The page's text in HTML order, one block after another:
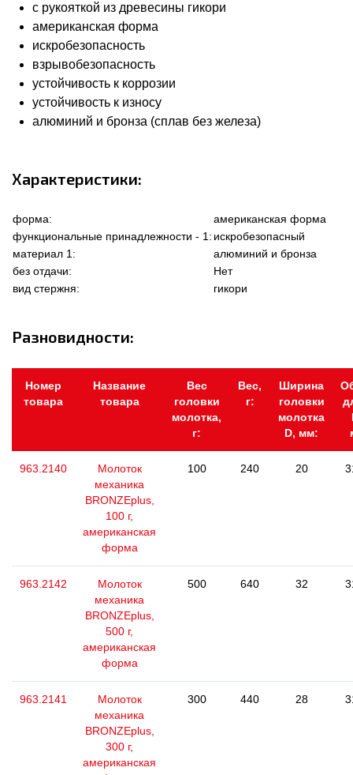
с рукояткой из древесины гикори
американская форма
искробезопасность
взрывобезопасность
устойчивость к коррозии
устойчивость к износу
алюминий и бронза (сплав без железа)
Характеристики:
форма:
американская форма
функциональные принадлежности - 1: искробезопасный
материал 1:
алюминий и бронза
без отдачи:
Нет
вид стержня:
гикори
Разновидности:
Номер
товара
Название
товара
Вес
головки
молотка,
г:
Вес,
г:
Ширина
головки
молотка
D, мм:
963.2140
Молоток
механика
BRONZEplus,
100 г,
американская
форма
100 240 20
963.2142
Молоток
механика
BRONZEplus,
500 г,
американская
форма
500 640 32
963.2141
Молоток
механика
BRONZEplus,
300 г,
американская
300 440 28